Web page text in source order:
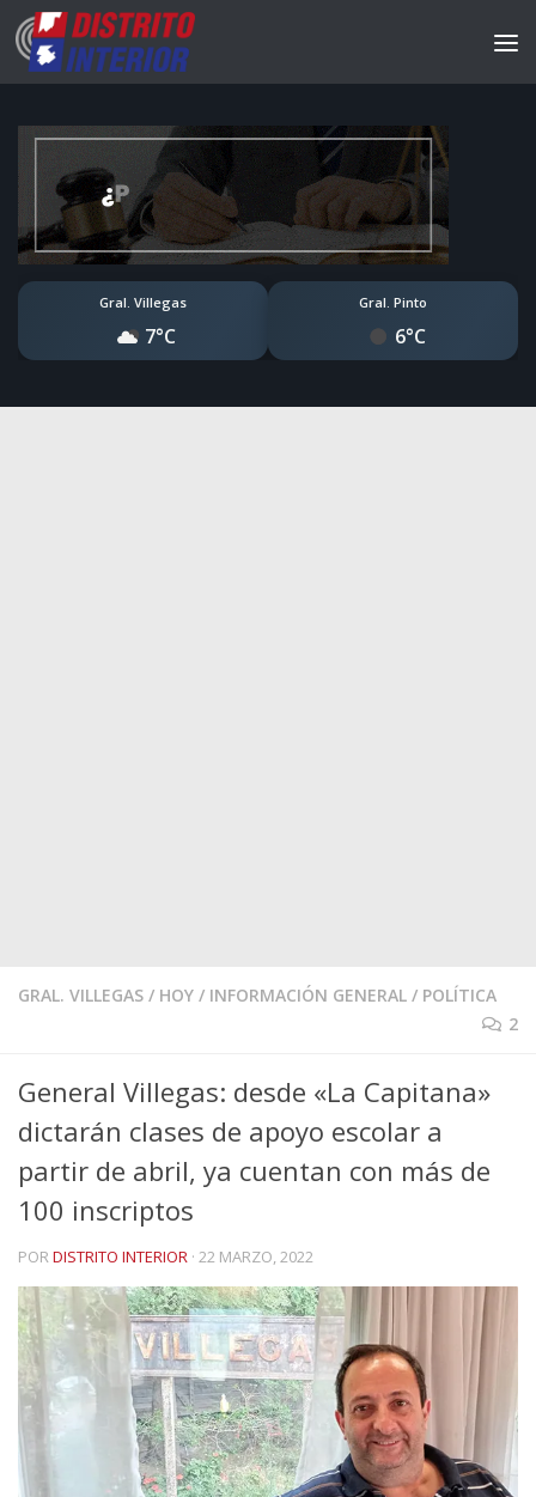
Gral. Villegas
7°C
Gral. Pinto
6°C
GRAL. VILLEGAS / HOY / INFORMACIÓN GENERAL / POLÍTICA
2
General Villegas: desde «La Capitana»
dictarán clases de apoyo escolar a
partir de abril, ya cuentan con más de
100 inscriptos
PORDISTRITO INTERIOR · 22 MARZO, 2022